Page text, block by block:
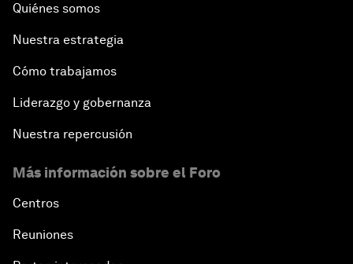
Quiénes somos
Nuestra estrategia
Cómo trabajamos
Liderazgo y gobernanza
Nuestra repercusión
Más información sobre el Foro
Centros
Reuniones